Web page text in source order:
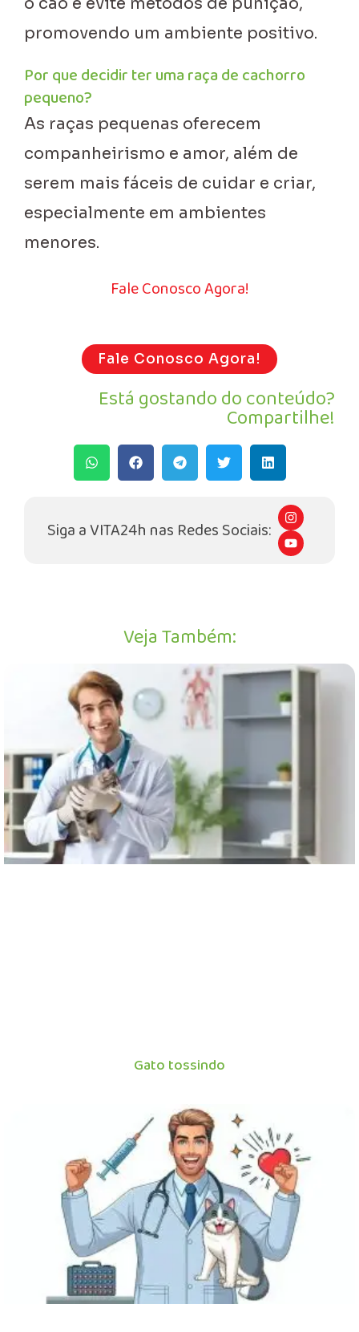
promovendo um ambiente positivo.
Por que decidir ter uma raça de cachorro
pequeno?
As raças pequenas oferecem
companheirismo e amor, além de
serem mais fáceis de cuidar e criar,
especialmente em ambientes
menores.
Fale Conosco Agora!
Fale Conosco Agora!
Está gostando do conteúdo?
Compartilhe!
Siga a VITA24h nas Redes Sociais:
I
n
s
t
a
Y
o
u
Veja Também:
Gato tossindo